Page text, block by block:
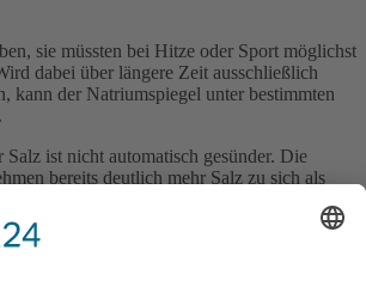
sie müssten bei Hitze oder Sport möglichst
dabei über längere Zeit ausschließlich
kann der Natriumspiegel unter bestimmten
ist nicht automatisch gesünder. Die
bereits deutlich mehr Salz zu sich als